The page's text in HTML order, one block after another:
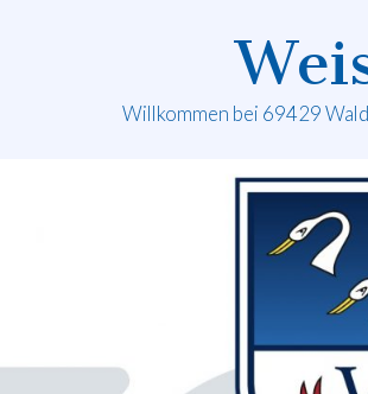
Willkommen bei 69429